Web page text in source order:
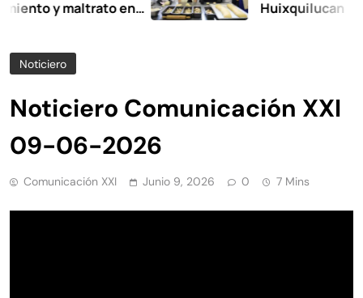
maltrato en
Huixquilucan
Noticiero
Noticiero Comunicación XXI
09-06-2026
Comunicación XXI Junio 9, 2026 0 7 Mins